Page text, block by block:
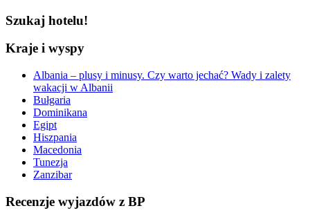
Szukaj hotelu!
Kraje i wyspy
Albania – plusy i minusy. Czy warto jechać? Wady i zalety
wakacji w Albanii
Bułgaria
Dominikana
Egipt
Hiszpania
Macedonia
Tunezja
Zanzibar
Recenzje wyjazdów z BP